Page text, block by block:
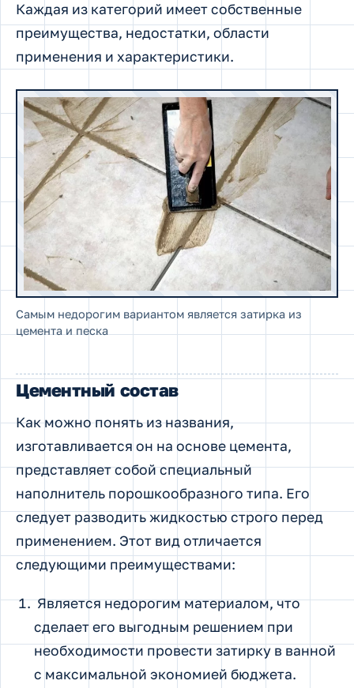
Каждая из категорий имеет собственные
преимущества, недостатки, области
применения и характеристики.
Самым недорогим вариантом является затирка из
цемента и песка
Цементный состав
Как можно понять из названия,
изготавливается он на основе цемента,
представляет собой специальный
наполнитель порошкообразного типа. Его
следует разводить жидкостью строго перед
применением. Этот вид отличается
следующими преимуществами:
Является недорогим материалом, что
сделает его выгодным решением при
необходимости провести затирку в ванной
с максимальной экономией бюджета.